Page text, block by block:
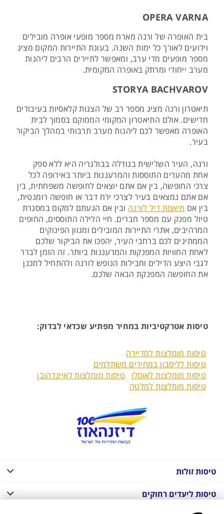
OPERA VARNA
בית האופרה של ורנה מארח מספר מופעי אופרה מובילים
וידועים לאורך כל ימות השנה. בעונת התיירות המקום מציג
מספר מופעים מדי ערב, ומאפשר לתיירים הרבים ליהנות
מערב ייחודי ומרתק באופרה המקומית.
STORYA BACHVAROV
תיאטרון ורנה מציג מספר רב של הצגות קלאסיות בעיבודים
חדישים. אולם התיאטרון המקומי הממוקם בסמוך לבית
האופרה מאפשר לכם ליהנות מערב תרבותי במהלך הביקור
בעיר.
ורנה, העיר השלישית בגודלה בבולגריה היא ללא ספק
אחת מהערים התוססות והמרעננות ביותר באירופה לכל
צרכי החופשה, בין אם אתם יוצאים לחופשה משפחתית, בין
אם אתם נמצאים בעיר לצרכי ירח דבר או חופשה רומנטית,
בין אם תיאמת דיל לורנה ובין אם הגעתם למקום במסגרת
טיול מפנק עם מספר חברים. חיי הלילה התוססים, החופים
המרהיבים, אתרי התיירות המובילים ומגוון הפינוקים
הממתינים לכם ברחבי העיר, יהפכו את הביקור שלכם
לאחת החוויות המפנקות והמרעננות ביותר. זה הזמן לברר
לגבי היצע הדילים וחבילות הנופש לורנה ולהתחיל לתכנן
את החופשה המפנקת הבאה שלכם.
טיסות אטרקטיביות במחיר מפתיע שכדאי לבדוק:
טיסות מומלצות למדיירה
טיסות לליסבון במחירים משתלמים
טיסות מומלצות לאוסלו
טיסות מומלצות לאיינדהובן
טיסות מומלצות למלטה
טיסות זולות
טיסות ליעדים רחוקים